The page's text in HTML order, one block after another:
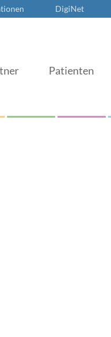
DigiNet
Patienten